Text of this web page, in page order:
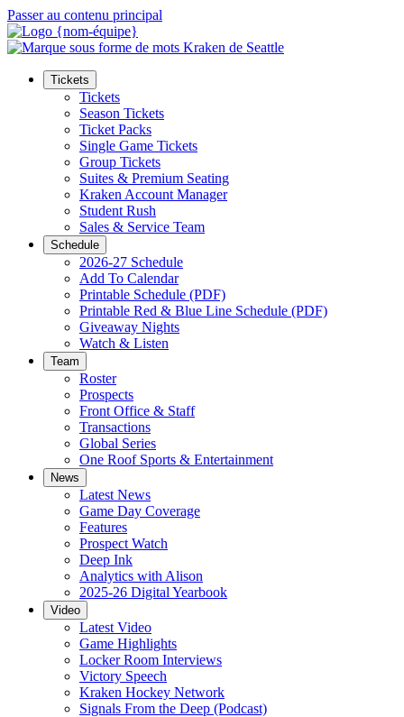
Passer au contenu principal
Tickets
Tickets
Season Tickets
Ticket Packs
Single Game Tickets
Group Tickets
Suites & Premium Seating
Kraken Account Manager
Student Rush
Sales & Service Team
Schedule
2026-27 Schedule
Add To Calendar
Printable Schedule (PDF)
Printable Red & Blue Line Schedule (PDF)
Giveaway Nights
Watch & Listen
Team
Roster
Prospects
Front Office & Staff
Transactions
Global Series
One Roof Sports & Entertainment
News
Latest News
Game Day Coverage
Features
Prospect Watch
Deep Ink
Analytics with Alison
2025-26 Digital Yearbook
Video
Latest Video
Game Highlights
Locker Room Interviews
Victory Speech
Kraken Hockey Network
Signals From the Deep (Podcast)